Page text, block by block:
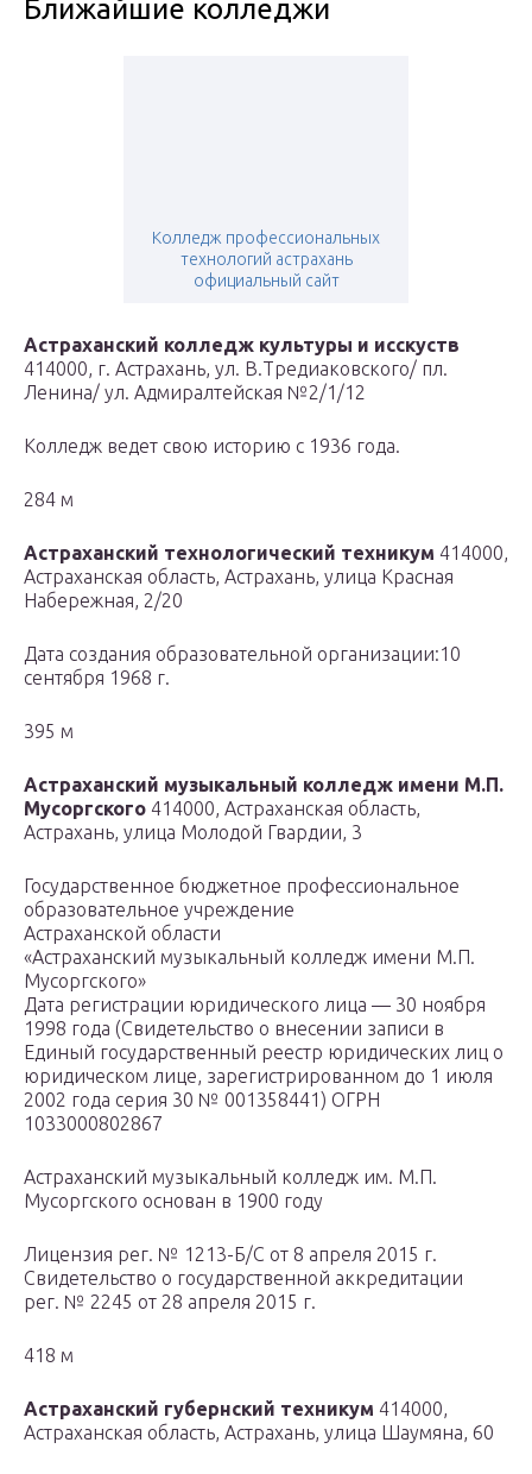
Ближайшие колледжи
Колледж профессиональных
технологий астрахань
официальный сайт
Астраханский колледж культуры и исскуств
414000, г. Астрахань, ул. В.Тредиаковского/ пл.
Ленина/ ул. Адмиралтейская №2/1/12
Колледж ведет свою историю с 1936 года.
284 м
Астраханский технологический техникум 414000,
Астраханская область, Астрахань, улица Красная
Набережная, 2/20
Дата создания образовательной организации:10
сентября 1968 г.
395 м
Астраханский музыкальный колледж имени М.П.
Мусоргского 414000, Астраханская область,
Астрахань, улица Молодой Гвардии, 3
Государственное бюджетное профессиональное
образовательное учреждение
Астраханской области
«Астраханский музыкальный колледж имени М.П.
Мусоргского»
Дата регистрации юридического лица — 30 ноября
1998 года (Свидетельство о внесении записи в
Единый государственный реестр юридических лиц о
юридическом лице, зарегистрированном до 1 июля
2002 года серия 30 № 001358441) ОГРН
1033000802867
Астраханский музыкальный колледж им. М.П.
Мусоргского основан в 1900 году
Лицензия рег. № 1213-Б/С от 8 апреля 2015 г.
Свидетельство о государственной аккредитации
рег. № 2245 от 28 апреля 2015 г.
418 м
Астраханский губернский техникум 414000,
Астраханская область, Астрахань, улица Шаумяна, 60